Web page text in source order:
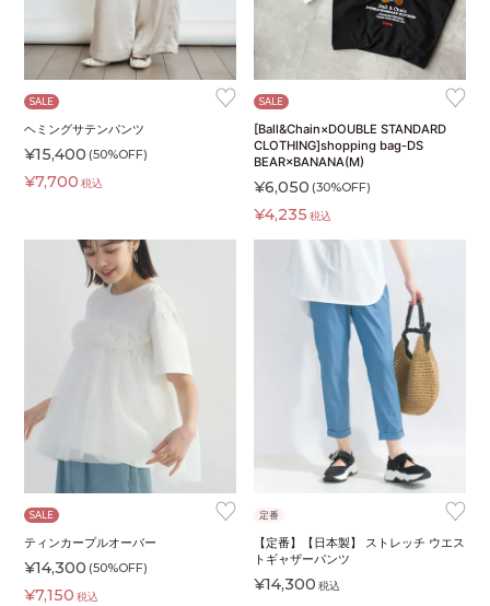
♥
SALE
ヘミングサテンパンツ
¥15,400 (50%OFF)
¥7,700 税込
♥
SALE
[Ball&Chain×DOUBLE STANDARD
CLOTHING]shopping bag-DS
BEAR×BANANA(M)
¥6,050 (30%OFF)
¥4,235 税込
♥
SALE
ティンカープルオーバー
¥14,300 (50%OFF)
¥7,150 税込
♥
定番
【定番】【日本製】 ストレッチ ウエス
トギャザーパンツ
¥14,300 税込